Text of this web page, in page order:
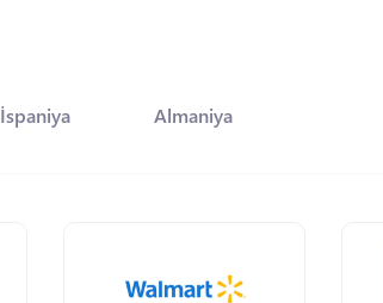
İspaniya Almaniya